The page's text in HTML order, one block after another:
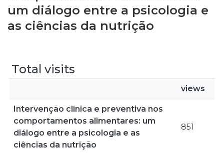
um diálogo entre a psicologia e
as ciências da nutrição
Total visits
views
Intervenção clínica e preventiva nos
comportamentos alimentares: um
diálogo entre a psicologia e as
ciências da nutrição
851